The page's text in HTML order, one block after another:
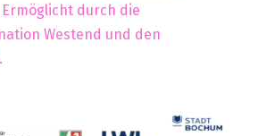
Ermöglicht durch die
Westend und den